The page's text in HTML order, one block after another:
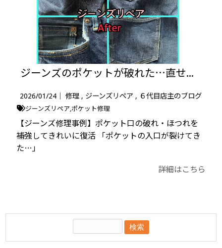
ジーンズのポケットが破れた…直せます｜ほつれ・裂けのリペア事例（Before/After）
2026/01/24｜修理 ジーンズリペア ６代目店主のブログ
ジーンズリペア ポケット修理
【ジーンズ修理事例】ポケット口の破れ・ほつれを
補強してきれいに復活 「ポケットの入口が裂けてき
た…」
詳細はこちら